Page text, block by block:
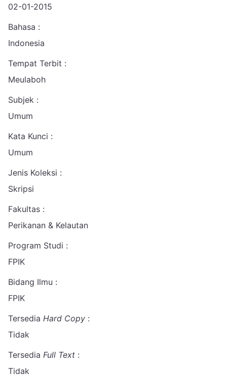
02-01-2015
Bahasa :
Indonesia
Tempat Terbit :
Meulaboh
Subjek :
Umum
Kata Kunci :
Umum
Jenis Koleksi :
Skripsi
Fakultas :
Perikanan & Kelautan
Program Studi :
FPIK
Bidang Ilmu :
FPIK
Tersedia Hard Copy :
Tidak
Tersedia Full Text :
Tidak